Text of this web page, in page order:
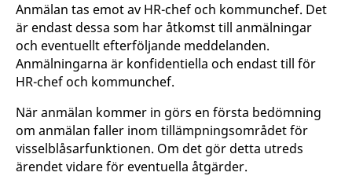
Anmälan tas emot av HR-chef och kommunchef. Det
är endast dessa som har åtkomst till anmälningar
och eventuellt efterföljande meddelanden.
Anmälningarna är konfidentiella och endast till för
HR-chef och kommunchef.
När anmälan kommer in görs en första bedömning
om anmälan faller inom tillämpningsområdet för
visselblåsarfunktionen. Om det gör detta utreds
ärendet vidare för eventuella åtgärder.